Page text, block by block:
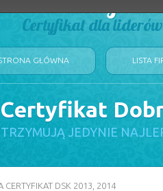
Certyfikat dla
GŁÓWNA LISTA
Certyfikat
JEDYNIE
CERTYFIKAT DSK 2013, 2014